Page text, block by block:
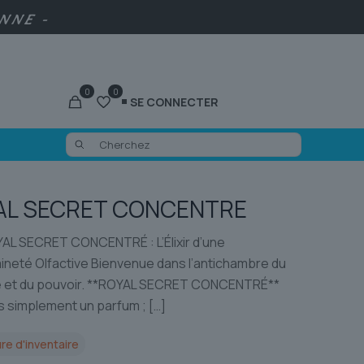
-
0 0
SE CONNECTER
SECRET CONCENTRE
SECRET CONCENTRÉ : L’Élixir d’une
Olfactive Bienvenue dans l’antichambre du
du pouvoir. **ROYAL SECRET CONCENTRÉ**
simplement un parfum ; […]
d'inventaire